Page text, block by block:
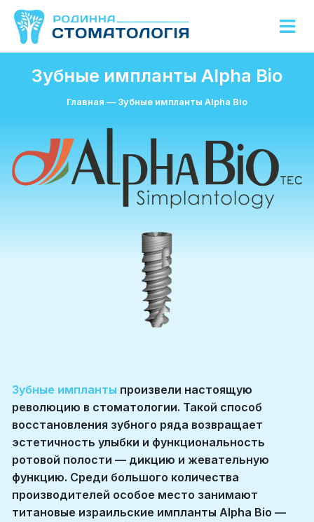
Зубные импланты Alpha Bio
Главная — Зубные импланты Alpha Bio
Зубные импланты произвели настоящую
революцию в стоматологии. Такой способ
восстановления зубного ряда возвращает
эстетичность улыбки и функциональность
ротовой полости — дикцию и жевательную
функцию. Среди большого количества
производителей особое место занимают
титановые израильские импланты Alpha Bio —